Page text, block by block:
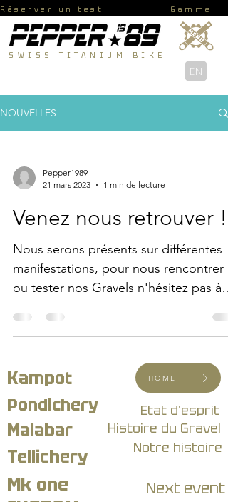
SWISS TITANIUM BIKE
Réserver un test Gamme
EN
NOUVELLES
Pepper1989
21 mars 2023
1 min de lecture
Venez nous retrouver !
Nous serons présents sur différentes
manifestations, pour nous rencontrer
ou tester nos Gravels n'hésitez pas à
Kampot
Pondichery
Malabar
Tellichery
HOME
Etat d'esprit
Histoire du Gravel
Notre histoire
Mk one
Next event